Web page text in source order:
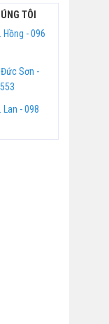
TÔI
Hồng - 096
Đức Sơn -
Lan - 098